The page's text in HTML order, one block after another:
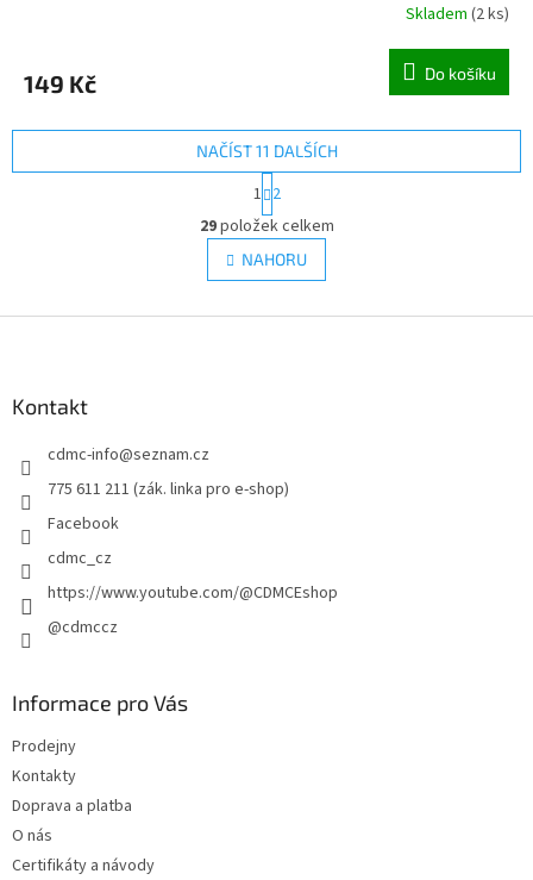
Skladem (2 ks)
149 Kč Do košíku
O
v
l
á
y
s
NAČÍST 11 DALŠÍCH
t
r
á
n
k
v
1 2
29položek celkem
NAHORU
Kontakt
cdmc-info@seznam.cz
775 611 211 (zák. linka pro e-shop)
Facebook
cdmc_cz
https://www.youtube.com/@CDMCEshop
@cdmccz
Informace pro Vás
Prodejny
Kontakty
Doprava a platba
O nás
Certifikáty a návody